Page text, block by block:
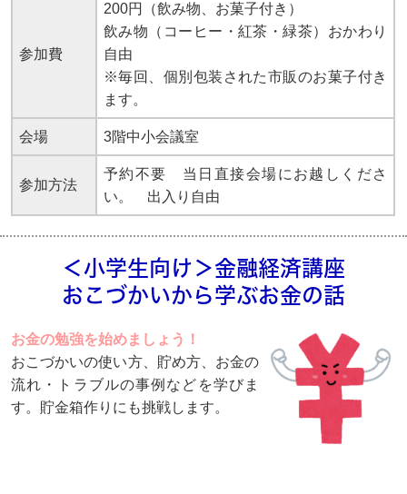
参加費
200円（飲み物、お菓子付き）
飲み物（コーヒー・紅茶・緑茶）おかわり
自由
※毎回、個別包装された市販のお菓子付き
ます。
会場 3階中小会議室
参加方法
予約不要 当日直接会場にお越しくださ
い。 出入り自由
＜小学生向け＞金融経済講座
おこづかいから学ぶお金の話
お金の勉強を始めましょう！
おこづかいの使い方、貯め方、お金の
流れ・トラブルの事例などを学びま
す。貯金箱作りにも挑戦します。